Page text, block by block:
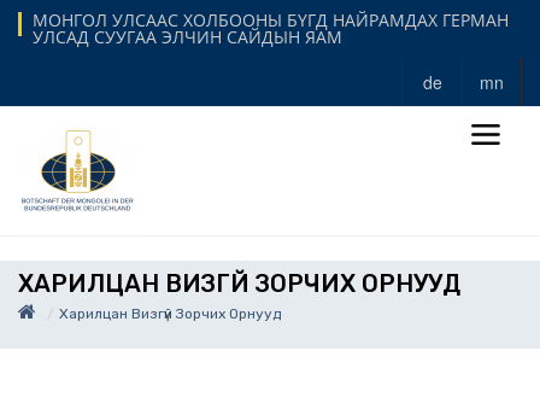
МОНГОЛ УЛСААС ХОЛБООНЫ БҮГД НАЙРАМДАХ ГЕРМАН
УЛСАД СУУГАА ЭЛЧИН САЙДЫН ЯАМ
de mn
ХАРИЛЦАН ВИЗГҮЙ ЗОРЧИХ ОРНУУД
Харилцан Визгүй Зорчих Орнууд